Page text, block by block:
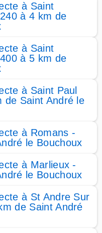
à Saint
à 4 km de
à Saint
à 5 km de
à Saint Paul
de Saint André le
à Romans -
le Bouchoux
à Marlieux -
le Bouchoux
à St Andre Sur
de Saint André